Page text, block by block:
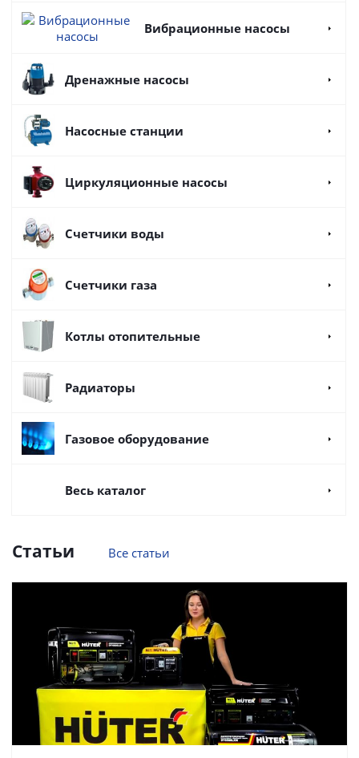
Вибрационные насосы
Дренажные насосы
Насосные станции
Циркуляционные насосы
Счетчики воды
Счетчики газа
Котлы отопительные
Радиаторы
Газовое оборудование
Весь каталог
Статьи Все статьи